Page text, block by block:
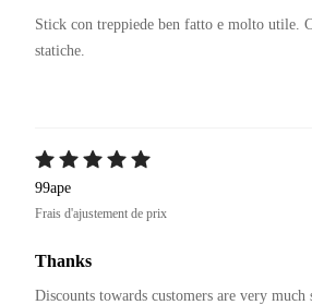
Stick con treppiede ben fatto e molto utile.
statiche.
99ape
Frais d'ajustement de prix
Thanks
Discounts towards customers are very much